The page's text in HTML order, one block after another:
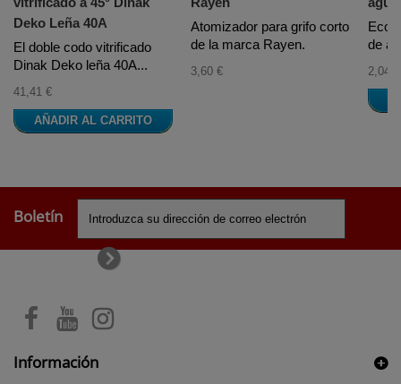
Deko Leña 40A
El doble codo vitrificado
Dinak Deko leña 40A...
41,41 €
AÑADIR AL CARRITO
Atomizador para grifo corto
de la marca Rayen.
3,60 €
de
2,04 €
Boletín
Información